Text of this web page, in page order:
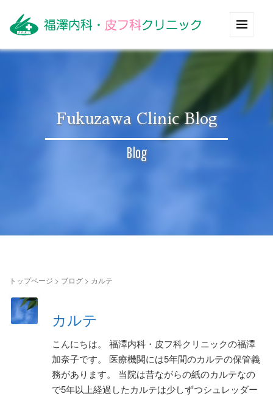
Fukuzawa Clinic Blog
Blog
トップページ > ブログ > カルテ
カルテ
こんにちは。 福澤内科・皮フ科クリニックの福澤
加奈子です。 医療機関には5年間のカルテの保管義
務があります。 当院は昔ながらの紙のカルテなの
で5年以上経過したカルテは少しずつシュレッダー